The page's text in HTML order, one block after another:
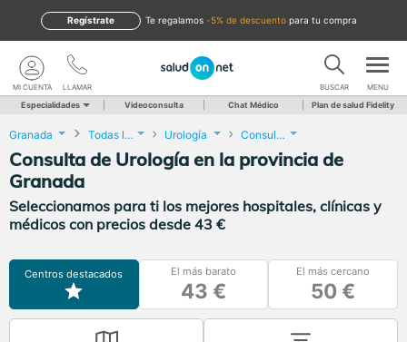
te regalamos -5% de descuento para tu compra
Regístrate
LLAMAR
MI CUENTA BUSCAR MENU
Especialidades Videoconsulta Chat Médico Plan de salud Fidelity
Granada Todas las localidades Urología Consulta de Urología
Consulta de Urología en la provincia de
Granada
Seleccionamos para ti los mejores hospitales, clínicas y
médicos con precios desde 43 €
Centros destacados El más barato
43 €
El más cercano
50 €